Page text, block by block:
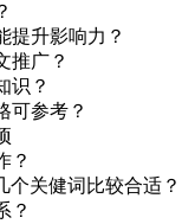
提升影响力？
推广？
识？
可参考？
？
个关健词比较合适？
？